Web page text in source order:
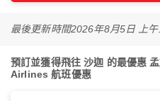
最後更新時間2026年8月5日 上
預訂並獲得飛往 沙迦 的最優惠
Airlines 航班優惠